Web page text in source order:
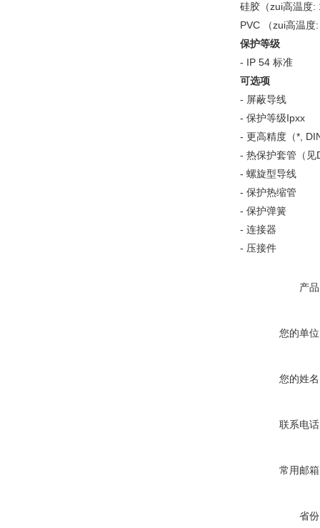
硅胶（zui高温度
PVC （zui高温
保护等级
- IP 54 标准
可选项
- 屏蔽导线
- 保护等级Ipxx
- 更高精度（*,
- 热保护套管（见
- 螺旋型导线
- 保护热缩管
- 保护弹簧
- 连接器
- 压接件
产
您的单
您的姓
联系电
常用邮
省